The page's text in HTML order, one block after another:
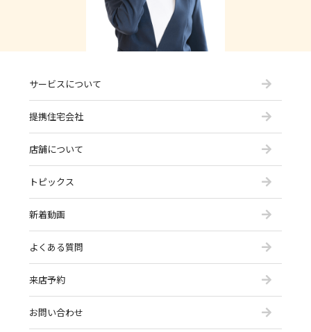
サービスについて
提携住宅会社
店舗について
トピックス
新着動画
よくある質問
来店予約
お問い合わせ